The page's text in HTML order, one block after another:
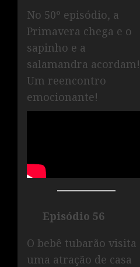
No 50º episódio, a
Primavera chega e o
sapinho e a
salamandra acordam!
Um reencontro
emocionante!
Episódio 56
O bebê tubarão visita
uma atração de casa